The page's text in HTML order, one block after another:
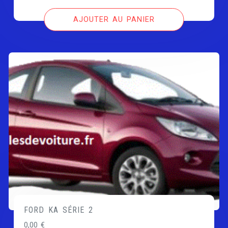
AJOUTER AU PANIER
FORD KA SÉRIE 2
0,00€